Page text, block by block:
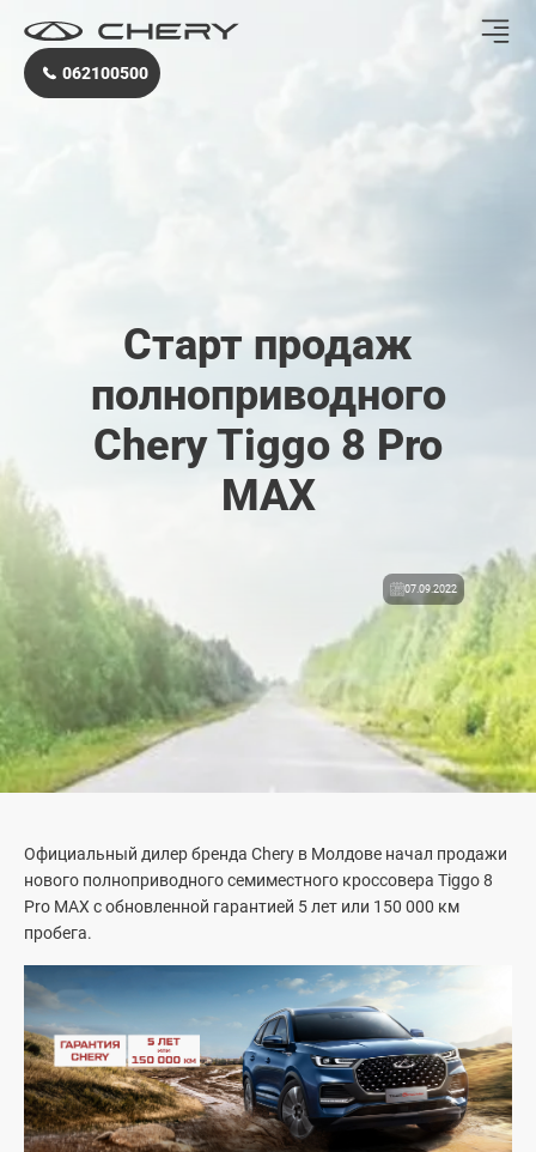
062100500
Старт продаж
полноприводного
Chery Tiggo 8 Pro
MAX
07.09.2022
Официальный дилер бренда Chery в Молдове начал продажи
нового полноприводного семиместного кроссовера Tiggo 8
Pro MAX с обновленной гарантией 5 лет или 150 000 км
пробега.